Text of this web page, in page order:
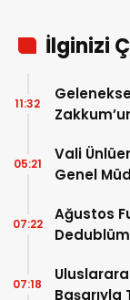
İlginizi
11:32
Vali
Genel
05:21
Ağustos
07:22
Başarıyla
07:18